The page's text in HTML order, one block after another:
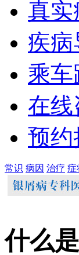
真实
疾病
乘车
在线
预约
常识 病因 治疗 症
什么